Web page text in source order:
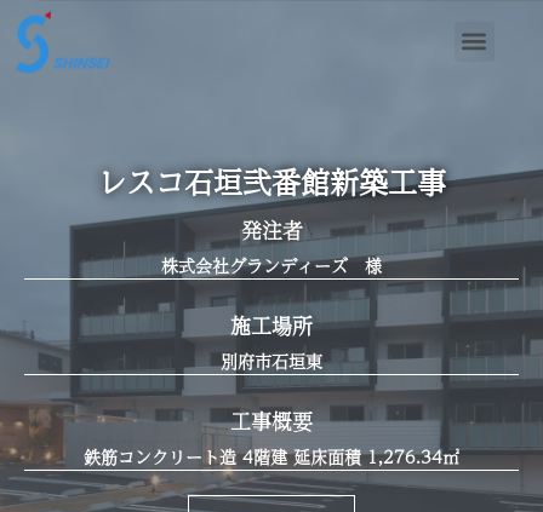
レスコ石垣弐番館新築工事
発注者
株式会社グランディーズ 様
施工場所
別府市石垣東
工事概要
鉄筋コンクリート造 4階建 延床面積 1,276.34㎡